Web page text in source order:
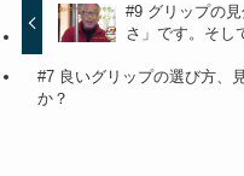
#9 グリップの
さ」です。そし
#7 良いグリップの選び方、
か？